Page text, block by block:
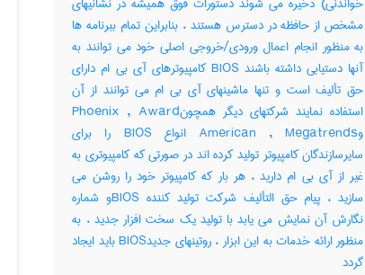
مشخص از حافظه در دسترس هستند ، بنابراین تمام ببرنامه ها
به منظور انجام اعمال ورودی/خروجی اصلی خود می توانند به
آنها دستیابی داشته باشند BIOS کامپیوترهای آی بی ام دارای
حق تألیف است و تنها ماشینهای آی بی ام می توانند از آن
استفاده نمایند شرکتهای دیگر همچونPhoenix , Award
وAmerican , Megatrends انواع BIOS را برای
سایرسازندگان کامپیوتر تولید کرده اند در صورتی که کامپیوتری به
غیر از آی بی ام دارید ، هر بار که کامپیوتر خود را روشن می
سازید ، پیام حق التألیف شرکت تولید کننده BIOSو شماره
نگارش آن نمایش می یابد با تولید یک سخت افزار جدید ، به
منظور ارائه خدمات به این ابزار ، روتینهای جدیدBIOS باید ایجاد
گردد